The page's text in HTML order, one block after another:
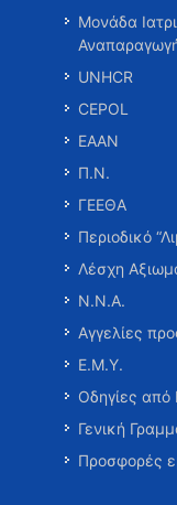
Μονάδα
UNHCR
CEPOL
ΕΑΑΝ
Π.Ν.
ΓΕΕΘΑ
Περιοδικό
Λέσχη
Ν.Ν.Α.
Αγγελίες
Ε.Μ.Υ.
Οδηγίες από
Γενική
Προσφορές